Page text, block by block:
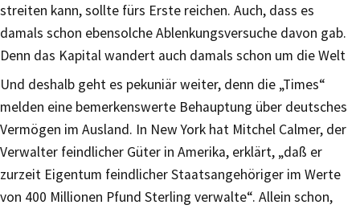
streiten kann, sollte fürs Erste reichen. Auch, dass es
damals schon ebensolche Ablenkungsversuche davon gab.
Denn das Kapital wandert auch damals schon um die Welt
Und deshalb geht es pekuniär weiter, denn die „Times“
melden eine bemerkenswerte Behauptung über deutsches
Vermögen im Ausland. In New York hat Mitchel Calmer, der
Verwalter feindlicher Güter in Amerika, erklärt, „daß er
zurzeit Eigentum feindlicher Staatsangehöriger im Werte
von 400 Millionen Pfund Sterling verwalte“. Allein schon,